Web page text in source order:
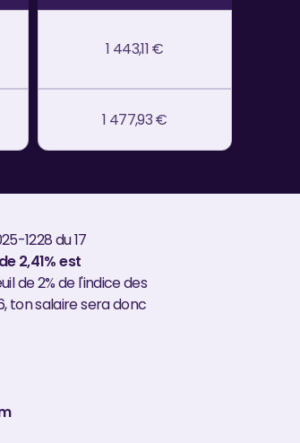
1 443,11 €
1 477,93 €
1228 du 17
2,41% est
de 2% de l'indice des
ton salaire sera donc